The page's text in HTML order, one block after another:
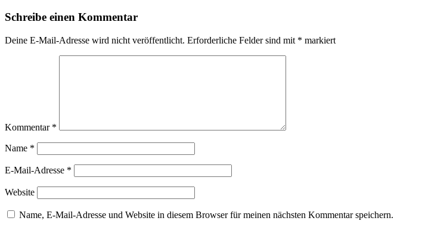
Schreibe einen Kommentar
Deine E-Mail-Adresse wird nicht veröffentlicht. Erforderliche Felder sind mit * markiert
Kommentar *
Name *
E-Mail-Adresse *
Website
Name, E-Mail-Adresse und Website in diesem Browser für meinen nächsten Kommentar speichern.